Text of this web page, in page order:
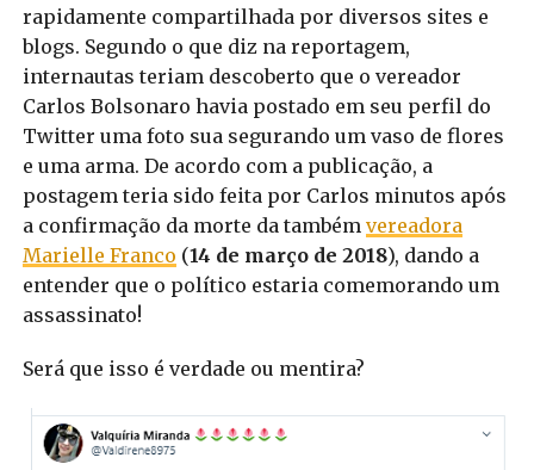
rapidamente compartilhada por diversos sites e
blogs. Segundo o que diz na reportagem,
internautas teriam descoberto que o vereador
Carlos Bolsonaro havia postado em seu perfil do
Twitter uma foto sua segurando um vaso de flores
e uma arma. De acordo com a publicação, a
postagem teria sido feita por Carlos minutos após
a confirmação da morte da também vereadora
Marielle Franco (14 de março de 2018), dando a
entender que o político estaria comemorando um
assassinato!
Será que isso é verdade ou mentira?